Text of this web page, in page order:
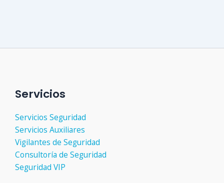
Servicios
Servicios Seguridad
Servicios Auxiliares
Vigilantes de Seguridad
Consultoría de Seguridad
Seguridad VIP